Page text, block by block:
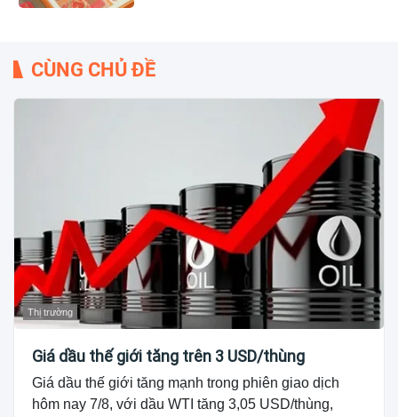
CÙNG CHỦ ĐỀ
Thị trường
Giá dầu thế giới tăng trên 3 USD/thùng
Giá dầu thế giới tăng mạnh trong phiên giao dịch
hôm nay 7/8, với dầu WTI tăng 3,05 USD/thùng,